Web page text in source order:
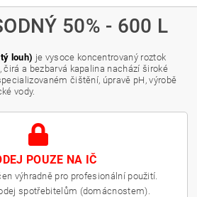
50% - 600 L
louh) je vysoce koncentrovaný roztok
čirá a bezbarvá kapalina nachází široké
čištění, úpravě pH, výrobě
vody.
POUZE NA IČ
výhradně pro profesionální použití.
spotřebitelům (domácnostem).